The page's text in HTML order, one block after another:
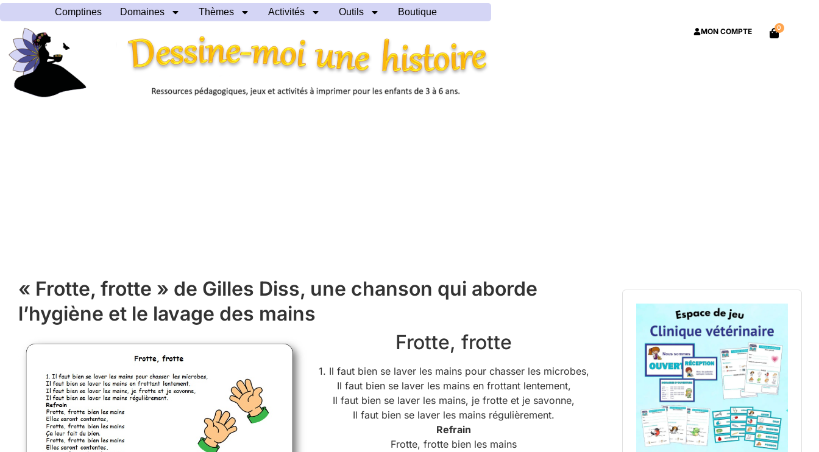
MON COMPTE 0
Comptines Domaines Thèmes Activités Outils Boutique
« Frotte, frotte » de Gilles Diss, une chanson qui aborde
l’hygiène et le lavage des mains
Frotte, frotte
1. Il faut bien se laver les mains pour chasser les microbes,
Il faut bien se laver les mains en frottant lentement,
Il faut bien se laver les mains, je frotte et je savonne,
Il faut bien se laver les mains régulièrement.
Refrain
Frotte, frotte bien les mains